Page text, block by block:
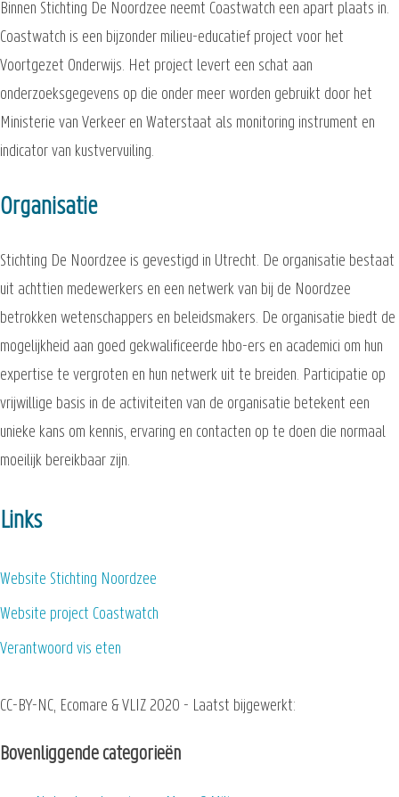
Binnen Stichting De Noordzee neemt Coastwatch een apart plaats in.
Coastwatch is een bijzonder milieu-educatief project voor het
Voortgezet Onderwijs. Het project levert een schat aan
onderzoeksgegevens op die onder meer worden gebruikt door het
Ministerie van Verkeer en Waterstaat als monitoring instrument en
indicator van kustvervuiling.
Organisatie
Stichting De Noordzee is gevestigd in Utrecht. De organisatie bestaat
uit achttien medewerkers en een netwerk van bij de Noordzee
betrokken wetenschappers en beleidsmakers. De organisatie biedt de
mogelijkheid aan goed gekwalificeerde hbo-ers en academici om hun
expertise te vergroten en hun netwerk uit te breiden. Participatie op
vrijwillige basis in de activiteiten van de organisatie betekent een
unieke kans om kennis, ervaring en contacten op te doen die normaal
moeilijk bereikbaar zijn.
Links
Website Stichting Noordzee
Website project Coastwatch
Verantwoord vis eten
CC-BY-NC, Ecomare & VLIZ 2020 - Laatst bijgewerkt:
Bovenliggende categorieën